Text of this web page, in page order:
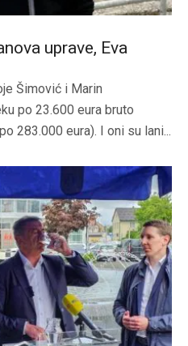
uprave, Eva
Šimović i Marin
po 23.600 eura bruto
283.000 eura). I oni su lani...